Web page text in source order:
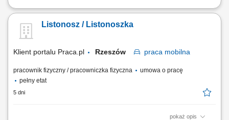
Przygotowywanie i doręczanie korespondencji, paczek i przekazów
doręczeń, w tym sprzedaż produktów i usług; Prowadzenie
dokumentacji związanej z wykonywanymi zadaniami przy użyciu
Listonosz / Listonoszka
Klient portalu Praca.pl Rzeszów praca mobilna
pracownik fizyczny / pracowniczka fizyczna
umowa o pracę
pełny etat
5 dni
pokaż opis